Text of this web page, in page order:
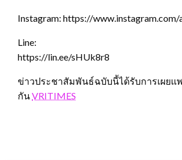
Instagram: https://
Line:
https://lin.ee/sHUk8r8
ข่าวประชาสัมพันธ์ฉบับนี้ได้รับการเผยแ
กันVRITIMES